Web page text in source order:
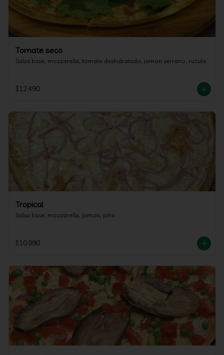
Tomate seco
Salsa base, mozzarella, tomate deshidratado, jamon serrano, rucula
$12.490
Tropical
Salsa base, mozzarella, jamon, piña
$10.990